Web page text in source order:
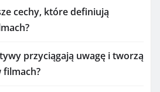
cechy, które definiują
przyciągają uwagę i tworzą
filmach?